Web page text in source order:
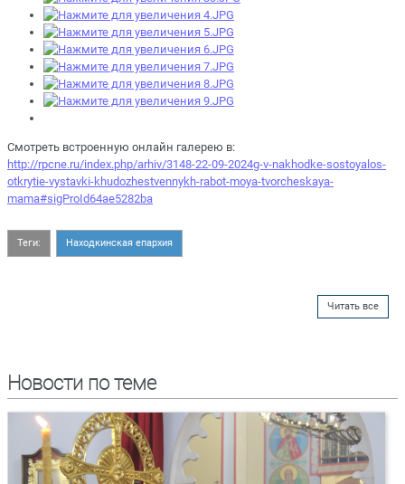
Смотреть встроенную онлайн галерею в:
http://rpcne.ru/index.php/arhiv/3148-22-09-2024g-v-nakhodke-sostoyalos-
otkrytie-vystavki-khudozhestvennykh-rabot-moya-tvorcheskaya-
mama#sigProId64ae5282ba
Теги: Находкинская епархия
Читать все
Новости по теме